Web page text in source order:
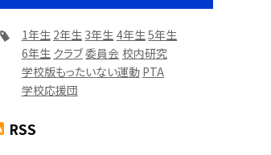
1年生 2年生 3年生 4年生5年生
6年生 クラブ委員会 校内研究
学校版もったいない運動 PTA
学校応援団
RSS